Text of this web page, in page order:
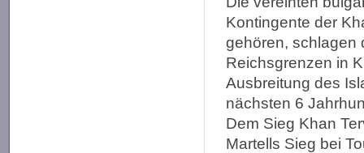
Kontingente der
gehören, schlagen
Reichsgrenzen in
Ausbreitung des
nächsten 6
Dem Sieg Khan
Martells Sieg bei